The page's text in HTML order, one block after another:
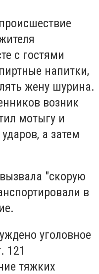
с гостями
напитки,
жену шурина.
возник
мотыгу и
а затем
"скорую
в
уголовное
121
тяжких